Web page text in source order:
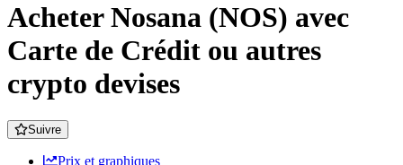
Acheter Nosana (NOS) avec
Carte de Crédit ou autres
crypto devises
Suivre
Prix et graphiques